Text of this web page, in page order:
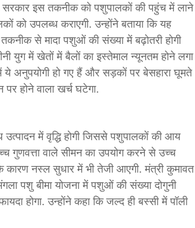
सरकार इस तकनीक को पशुपालकों की पहुंच में लाने
को उपलब्ध कराएगी. उन्होंने बताया कि यह
से मादा पशुओं की संख्या में बढ़ोतरी होगी
युग में खेतों में बैलों का इस्तेमाल न्यूनतम होने लगा
हो गए हैं और सड़कों पर बेसहारा घूमते
होने वाला खर्च घटेगा.
में वृद्धि होगी जिससे पशुपालकों की आय
गुणवत्ता वाले सीमन का उपयोग करने से उच्च
कारण नस्ल सुधार में भी तेजी आएगी. मंत्री कुमावत
पशु बीमा योजना में पशुओं की संख्या दोगुनी
होगा. उन्होंने कहा कि जल्द ही बस्सी में पॉली